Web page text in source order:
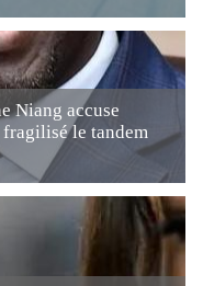
Niang accuse
le tandem